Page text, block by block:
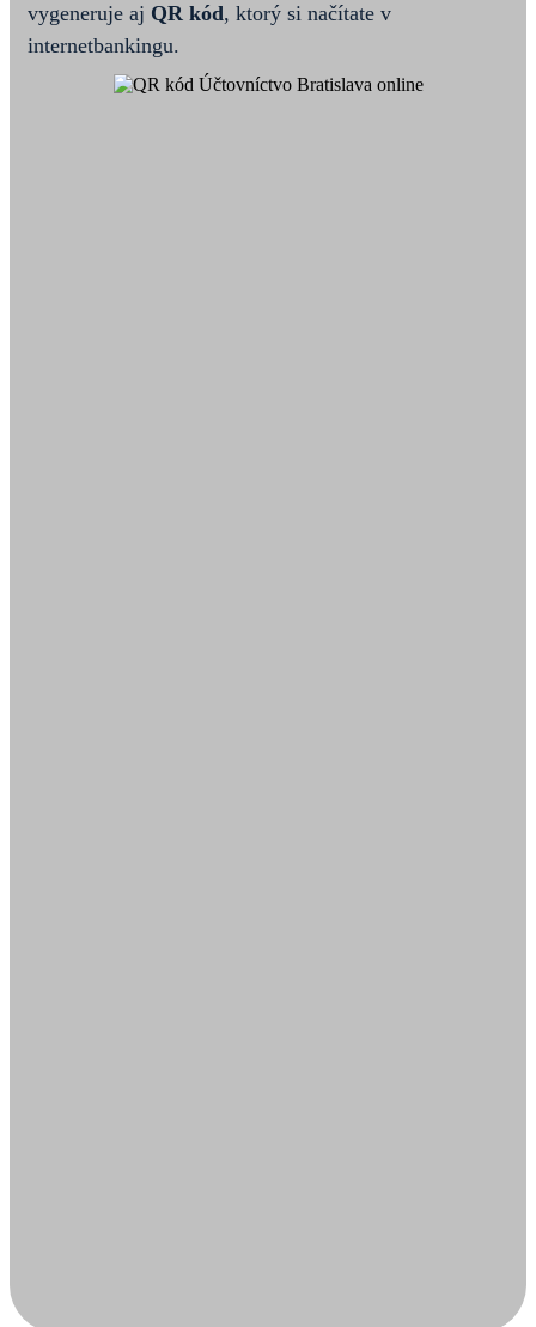
vygeneruje aj QR kód, ktorý si načítate v
internetbankingu.